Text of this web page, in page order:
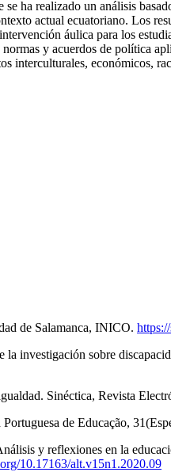
ha realizado un análisis
actual ecuatoriano. Los
áulica para los
y acuerdos de política
interculturales, económicos,
de Salamanca, INICO.
investigación sobre
Sinéctica, Revista
de Educação,
y reflexiones en la
10.17163/alt.v15n1.2020.09